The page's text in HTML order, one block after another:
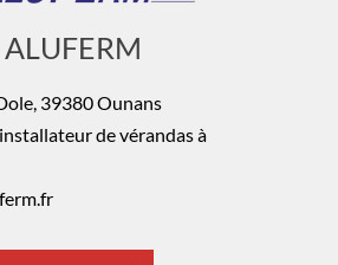
ALUFERM
39380 Ounans
de vérandas à